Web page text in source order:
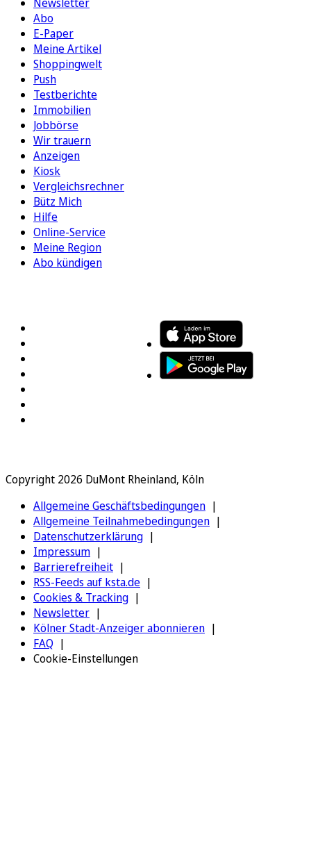
Abo
E-Paper
Meine Artikel
Shoppingwelt
Push
Testberichte
Immobilien
Jobbörse
Wir trauern
Anzeigen
Kiosk
Vergleichsrechner
Bütz Mich
Hilfe
Online-Service
Meine Region
Abo kündigen
Copyright 2026 DuMont Rheinland, Köln
Allgemeine Geschäftsbedingungen
Allgemeine Teilnahmebedingungen
Datenschutzerklärung
Impressum
Barrierefreiheit
RSS-Feeds auf ksta.de
Cookies & Tracking
Newsletter
Kölner Stadt-Anzeiger abonnieren
FAQ
Cookie-Einstellungen